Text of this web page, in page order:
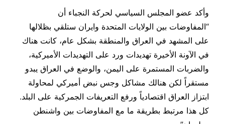
وأكد عضو المجلس السياسي لحركة النجباء أن
“المفاوضات بين الولايات المتحدة وايران ستلقي بظلالها
على المشهد في العراق والمنطقة بشكل عام، كانت هناك
في الآونة الأخيرة تهديدات ورد على التهديدات الأميركية،
والضربات المستمرة على اليمن، والوضع في العراق يبدو
مستقراً لكن هنالك مشاكل وجس نبض أميركي لمحاولة
ابتزاز العراق اقتصادياً ورفع التعريفات الجمركية على البلد.
كل هذا مرتبط بطريقة ما مع المفاوضات بين واشنطن